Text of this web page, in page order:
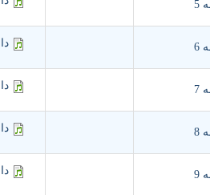
5
6
7
8
9